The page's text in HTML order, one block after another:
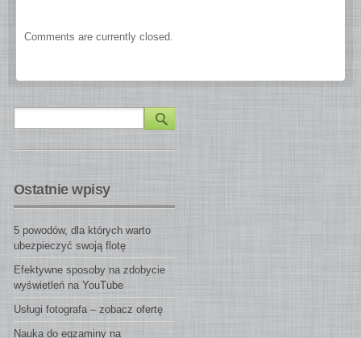
Comments are currently closed.
Ostatnie wpisy
5 powodów, dla których warto
ubezpieczyć swoją flotę
Efektywne sposoby na zdobycie
wyświetleń na YouTube
Usługi fotografa – zobacz ofertę
Nauka do egzaminy na